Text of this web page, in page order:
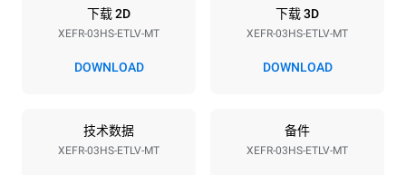
220-240V 1~ 3 kW
下载 2D
XEFR-03HS-ETLV-MT
DOWNLOAD
下载 3D
XEFR-03HS-ETLV-MT
DOWNLOAD
技术数据
XEFR-03HS-ETLV-MT
备件
XEFR-03HS-ETLV-MT